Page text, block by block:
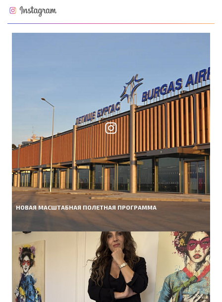
НОВАЯ МАСШТАБНАЯ ПОЛЕТНАЯ ПРОГРАММА